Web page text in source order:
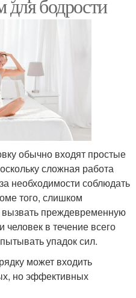
для бодрости
обычно входят простые
сложная работа
необходимости соблюдать
того, слишком
преждевременную
человек в течение всего
упадок сил.
может входить
но эффективных